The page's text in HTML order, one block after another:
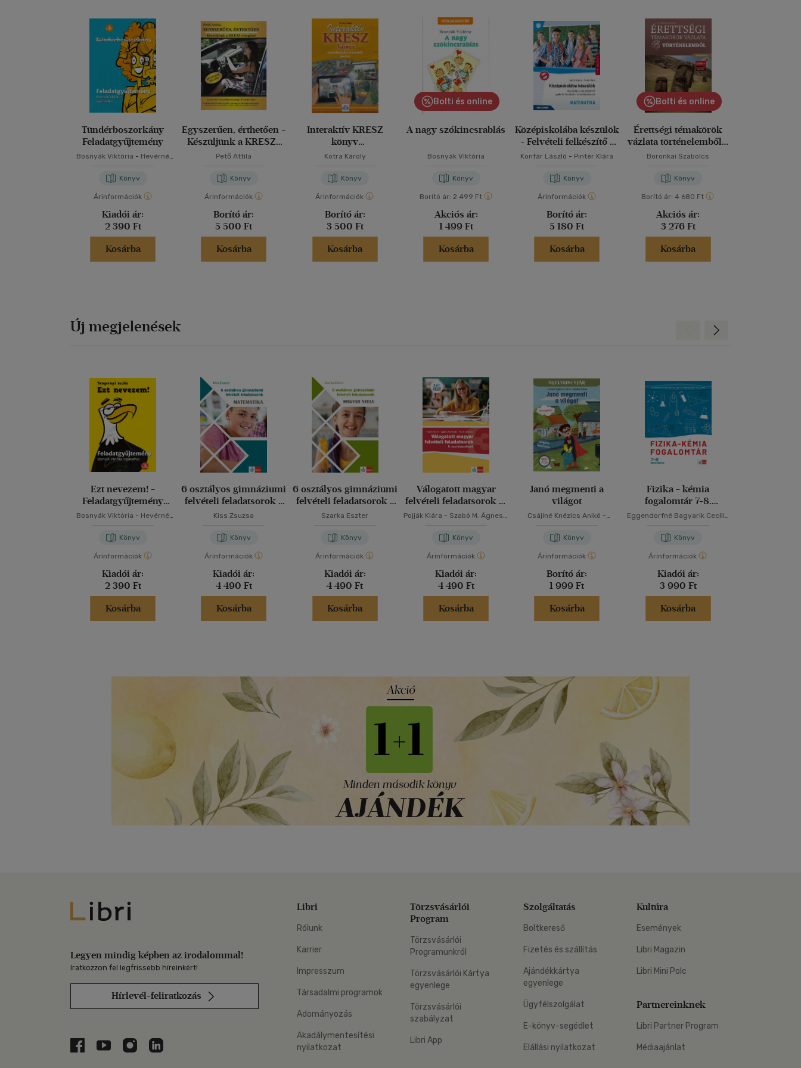
Tündérboszorkány
Feladatgyűjtemény
Bosnyák Viktória - Hevérné
Könyv
Árinformációk
Kiadói ár:
2 390 Ft
Kosárba
Egyszerűen, érthetően -
Készüljünk a KRESZ-
vizsgára!
Pető Attila
Könyv
Árinformációk
Borító ár:
5 500 Ft
Kosárba
Interaktív KRESZ
könyv
személygépkocsi-
Kotra Károly
Könyv
Árinformációk
Borító ár:
3 500 Ft
Kosárba
Bolti és online
A nagy szókincsrablás
Bosnyák Viktória
Könyv
Borító ár: 2 499 Ft
Akciós ár:
1 499 Ft
Kosárba
Középiskolába készülök
- Felvételi felkészítő -
Matematika
Konfár László - Pintér Klára
Könyv
Árinformációk
Borító ár:
5 180 Ft
Kosárba
Bolti és online
Érettségi témakörök
vázlata történelemből -
középszinten
Boronkai Szabolcs
Könyv
Borító ár: 4 680 Ft
Akciós ár:
3 276 Ft
Kosárba
Új megjelenések
Ezt nevezem! -
Feladatgyűjtemény
Bosnyák Viktória
Bosnyák Viktória - Hevérné
Könyv
Árinformációk
Kiadói ár:
2 390 Ft
Kosárba
6 osztályos gimnáziumi
felvételi feladatsorok -
Matematika
Kiss Zsuzsa
Könyv
Árinformációk
Kiadói ár:
4 490 Ft
Kosárba
6 osztályos gimnáziumi
felvételi feladatsorok -
Magyar nyelv
Szarka Eszter
Könyv
Árinformációk
Kiadói ár:
4 490 Ft
Kosárba
Válogatott magyar
felvételi feladatsorok 3.
- 8. osztályosoknak
Pojják Klára - Szabó M. Ágnes-
Könyv
Árinformációk
Kiadói ár:
4 490 Ft
Kosárba
Janó megmenti a
világot
Csájiné Knézics Anikó -
Könyv
Árinformációk
Borító ár:
1 999 Ft
Kosárba
Fizika - kémia
fogalomtár 7-8.
osztályosoknak
Eggendorfné Bagyarik Cecília
Könyv
Árinformációk
Kiadói ár:
3 990 Ft
Kosárba
Előre
Libri
Legyen mindig képben az irodalommal!
Iratkozzon fel legfrissebb híreinkért!
Hírlevél-feliratkozás
Libri a Facebookon
Libri a Youtube-on
Libri az Instagramon
Libri a LinkedInen
Libri
Rólunk
Karrier
Impresszum
Társadalmi programok
Adományozás
Akadálymentesítési
nyilatkozat
Törzsvásárlói
Program
Törzsvásárlói
Programunkról
Törzsvásárlói Kártya
egyenlege
Törzsvásárlói
szabályzat
Libri App
Szolgáltatás
Boltkereső
Fizetés és szállítás
Ajándékkártya
egyenlege
Ügyfélszolgálat
E-könyv-segédlet
Elállási nyilatkozat
Kultúra
Események
Libri Magazin
Libri Mini Polc
Partnereinknek
Libri Partner Program
Médiaajánlat